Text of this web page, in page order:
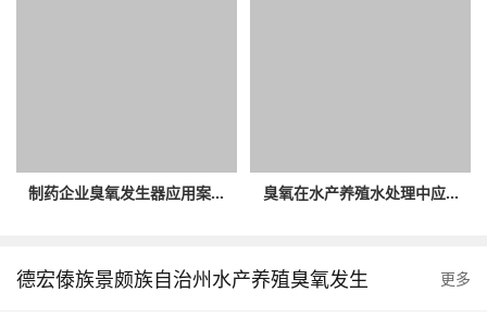
制药企业臭氧发生器应用案... 臭氧在水产养殖水处理中应...
德宏傣族景颇族自治州水产养殖臭氧发生 更多